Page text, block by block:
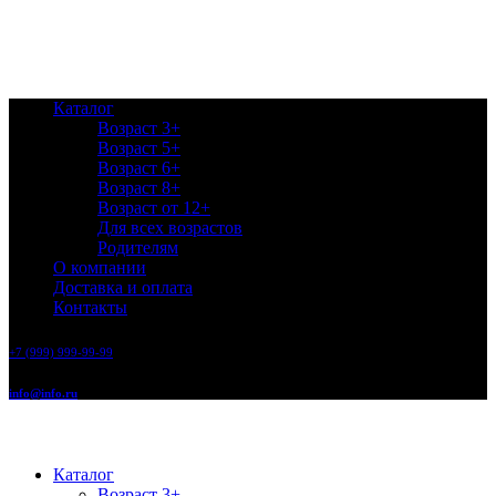
Каталог
Возраст 3+
Возраст 5+
Возраст 6+
Возраст 8+
Возраст от 12+
Для всех возрастов
Родителям
О компании
Доставка и оплата
Контакты
+7 (999) 999-99-99
info@info.ru
Каталог